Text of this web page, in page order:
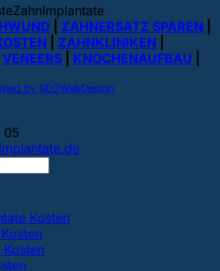
ZAHNERSATZ SPAREN
ZAHNKLINIKEN
VENEERS KNOCHENAUFBAU
by SEOWebDesign
05
Kosten
Kosten